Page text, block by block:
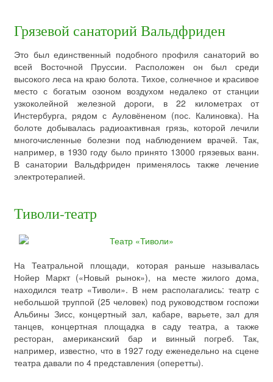
Грязевой санаторий Вальдфриден
Это был единственный подобного профиля санаторий во
всей Восточной Пруссии. Расположен он был среди
высокого леса на краю болота. Тихое, солнечное и красивое
место с богатым озоном воздухом недалеко от станции
узкоколейной железной дороги, в 22 километрах от
Инстербурга, рядом с Ауловёненом (пос. Калиновка). На
болоте добывалась радиоактивная грязь, которой лечили
многочисленные болезни под наблюдением врачей. Так,
например, в 1930 году было принято 13000 грязевых ванн.
В санатории Вальдфриден применялось также лечение
электротерапией.
Тиволи-театр
На Театральной площади, которая раньше называлась
Нойер Маркт («Новый рынок»), на месте жилого дома,
находился театр «Тиволи». В нем располагались: театр с
небольшой труппой (25 человек) под руководством госпожи
Альбины Зисс, концертный зал, кабаре, варьете, зал для
танцев, концертная площадка в саду театра, а также
ресторан, американский бар и винный погреб. Так,
например, известно, что в 1927 году еженедельно на сцене
театра давали по 4 представления (оперетты).